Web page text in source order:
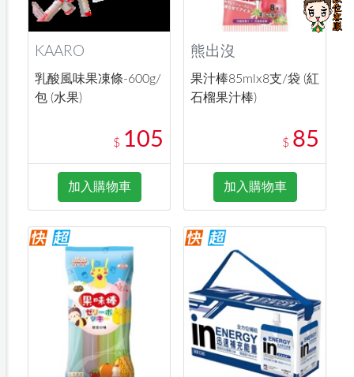
KAARO
乳酸風味果凍條-600g/
包 (水果)
$ 105
加入購物車
熊出沒
果汁棒85mlx8支/袋 (紅
石榴果汁棒)
$ 85
加入購物車